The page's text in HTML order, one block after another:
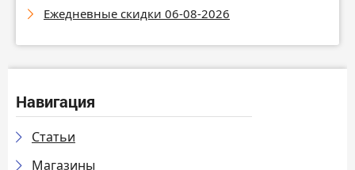
Ежедневные скидки 06-08-2026
Навигация
Статьи
Магазины